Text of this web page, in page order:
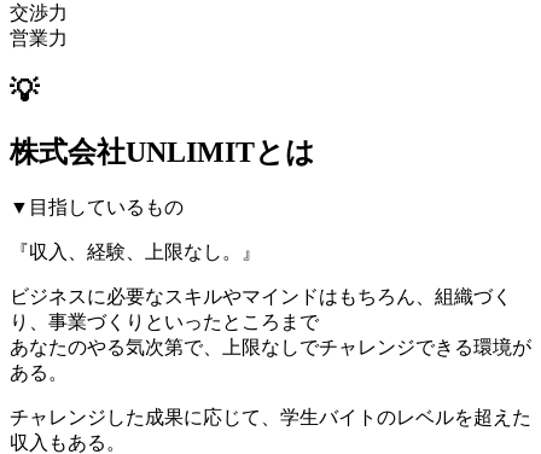
交渉力
営業力
💡
株式会社UNLIMITとは
▼目指しているもの
『収入、経験、上限なし。』
ビジネスに必要なスキルやマインドはもちろん、組織づく
り、事業づくりといったところまで
あなたのやる気次第で、上限なしでチャレンジできる環境が
ある。
チャレンジした成果に応じて、学生バイトのレベルを超えた
収入もある。